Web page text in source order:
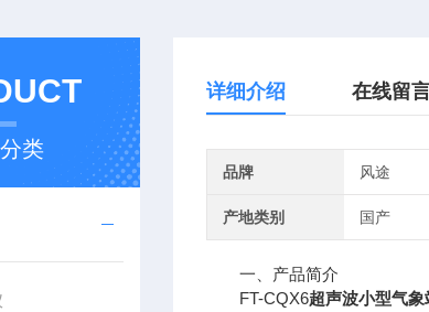
类
详细介绍 在线留
品牌 风途
产地类别 国产
一、产品简介
FT-CQX6超声波小型气象